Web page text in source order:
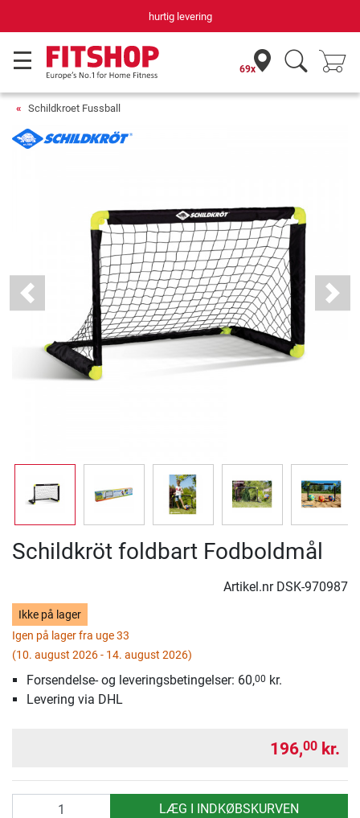
hurtig levering
69x
Schildkroet Fussball
Previous Next
Schildkröt foldbart Fodboldmål
Artikel.nr DSK-970987
Ikke på lager
Igen på lager fra uge 33
(10. august 2026 - 14. august 2026)
Forsendelse- og leveringsbetingelser: 60,00 kr.
Levering via DHL
196,00 kr.
LÆG I INDKØBSKURVEN